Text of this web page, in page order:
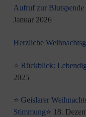
Aufruf zur
Januar 2026
Herzliche
⭐ Rückblick:
2025
⭐ Geislarer
Stimmung⭐ 18.